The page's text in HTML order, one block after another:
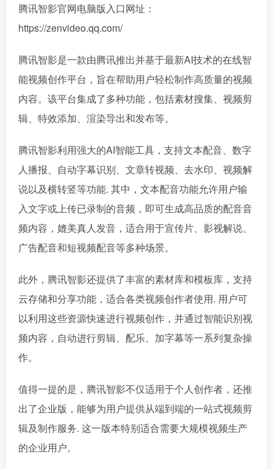
腾讯智影官网电脑版入口网址：
https://zenvideo.qq.com/
腾讯智影是一款由腾讯推出并基于最新AI技术的在线智
能视频创作平台，旨在帮助用户轻松制作高质量的视频
内容。该平台集成了多种功能，包括素材搜集、视频剪
辑、特效添加、渲染导出和发布等。
腾讯智影利用强大的AI智能工具，支持文本配音、数字
人播报、自动字幕识别、文章转视频、去水印、视频解
说以及横转竖等功能. 其中，文本配音功能允许用户输
入文字或上传已录制的音频，即可生成高品质的配音音
频内容，媲美真人发音，适合用于宣传片、影视解说、
广告配音和短视频配音等多种场景。
此外，腾讯智影还提供了丰富的素材库和模板库，支持
云存储和分享功能，适合各类视频创作者使用. 用户可
以利用这些资源快速进行视频创作，并通过智能识别视
频内容，自动进行剪辑、配乐、加字幕等一系列复杂操
作。
值得一提的是，腾讯智影不仅适用于个人创作者，还推
出了企业版，能够为用户提供从端到端的一站式视频剪
辑及制作服务. 这一版本特别适合需要大规模视频生产
的企业用户。